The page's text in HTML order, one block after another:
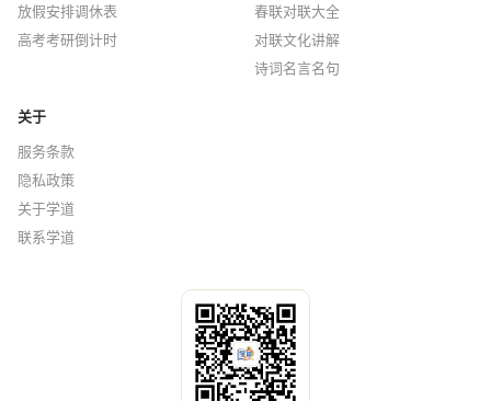
放假安排调休表
高考考研倒计时
春联对联大全
对联文化讲解
诗词名言名句
关于
服务条款
隐私政策
关于学道
联系学道